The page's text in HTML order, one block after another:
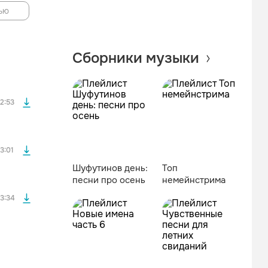
Сборники музыки
Шуфутинoв дeнь:
песни про осень
Топ
немейнстрима